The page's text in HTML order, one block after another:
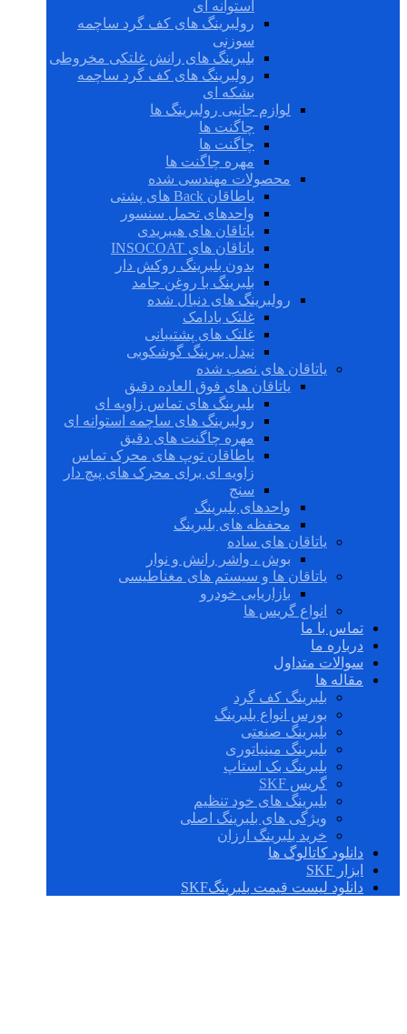
استوانه ای
رولبرینگ های کف گرد ساچمه
سوزنی
بلبرینگ های رانش غلتکی مخروطی
رولبرینگ های کف گرد ساچمه
بشکه ای
لوازم جانبی رولبرینگ ها
چاگنت ها
چاگنت ها
مهره چاگنت ها
محصولات مهندسی شده
یاطاقان Back های پشتی
واحدهای تحمل سنسور
یاتاقان های هیبریدی
یاتاقان های INSOCOAT
بدون بلبرینگ روکش دار
بلبرینگ با روغن جامد
رولبرینگ های دنبال شده
غلتک بادامک
غلتک های پشتیبانی
نیدل بیرینگ گوشکوبی
یاتاقان های نصب شده
یاتاقان های فوق العاده دقیق
بلبرینگ های تماس زاویه ای
رولبرینگ های ساچمه استوانه ای
مهره چاگنت های دقیق
یاطاقان توپ های محرک تماس
زاویه ای برای محرک های پیچ دار
سنج
واحدهای بلبرینگ
محفظه های بلبرینگ
یاتاقان های ساده
بوش ، واشر رانش و نوار
یاتاقان ها و سیستم های مغناطیسی
بازاریابی خودرو
انواع گریس ها
تماس با ما
درباره ما
سوالات متداول
مقاله ها
بلبرینگ کف گرد
بورس انواع بلبرینگ
بلبرینگ صنعتی
بلبرینگ مینیاتوری
بلبرینگ بک استاپ
گریس SKF
بلبرینگ های خود تنظیم
ویژگی های بلبرینگ اصلی
خرید بلبرینگ ارزان
دانلود کاتالوگ ها
ابزار SKF
دانلود لیست قیمت بلبرینگSKF